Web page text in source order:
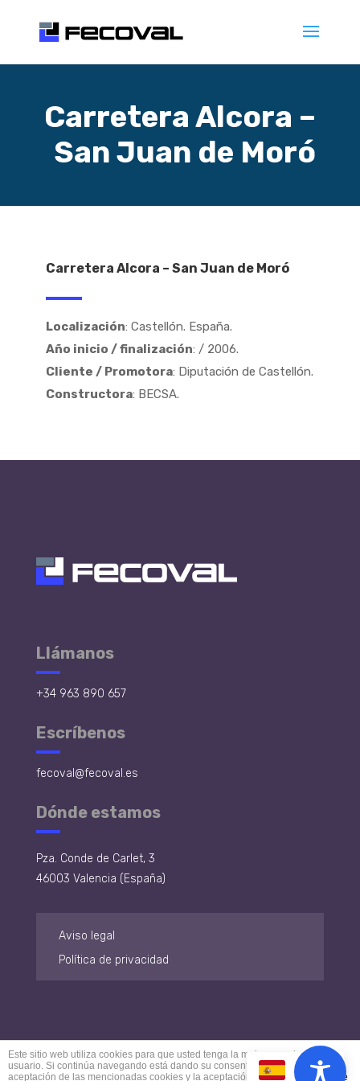
Carretera Alcora –
San Juan de Moró
Carretera Alcora – San Juan de Moró
Localización: Castellón. España.
Año inicio / finalización: / 2006.
Cliente / Promotora: Diputación de Castellón.
Constructora: BECSA.
Llámanos
+34 963 890 657
Escríbenos
fecoval@fecoval.es
Dónde estamos
Pza. Conde de Carlet, 3
46003 Valencia (España)
Aviso legal
Política de privacidad
Este sitio web utiliza cookies para que usted tenga la mejor experiencia de
usuario. Si continúa navegando está dando su consentimiento para la
aceptación de las mencionadas cookies y la aceptación de nuestra
política de
ES